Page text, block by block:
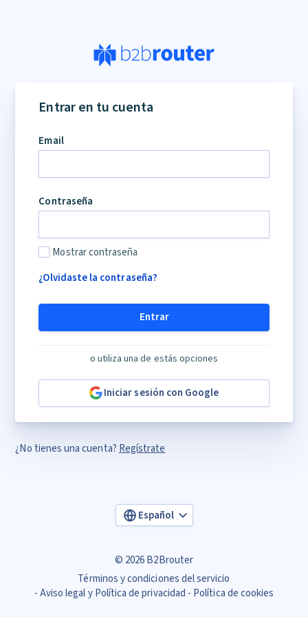
Entrar en tu cuenta
Email
Contraseña
Mostrar contraseña
¿Olvidaste la contraseña?
Entrar
o utiliza una de estás opciones
Iniciar sesión con Google
¿No tienes una cuenta? Regístrate
Español
© 2026 B2Brouter
Términos y condiciones del servicio
Aviso legal y Política de privacidad
Política de cookies